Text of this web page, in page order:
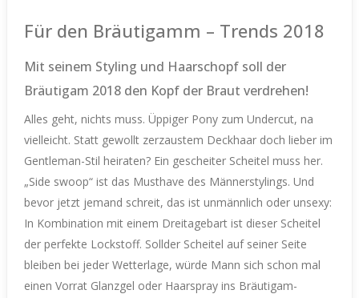
Für den Bräutigamm – Trends 2018
Mit seinem Styling und Haarschopf soll der
Bräutigam 2018 den Kopf der Braut verdrehen!
Alles geht, nichts muss. Üppiger Pony zum Undercut, na
vielleicht. Statt gewollt zerzaustem Deckhaar doch lieber im
Gentleman-Stil heiraten? Ein gescheiter Scheitel muss her.
„Side swoop“ ist das Musthave des Männerstylings. Und
bevor jetzt jemand schreit, das ist unmännlich oder unsexy:
In Kombination mit einem Dreitagebart ist dieser Scheitel
der perfekte Lockstoff. Sollder Scheitel auf seiner Seite
bleiben bei jeder Wetterlage, würde Mann sich schon mal
einen Vorrat Glanzgel oder Haarspray ins Bräutigam-